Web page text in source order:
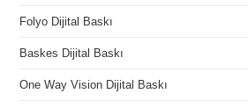
Folyo Dijital Baskı
Baskes Dijital Baskı
One Way Vision Dijital Baskı